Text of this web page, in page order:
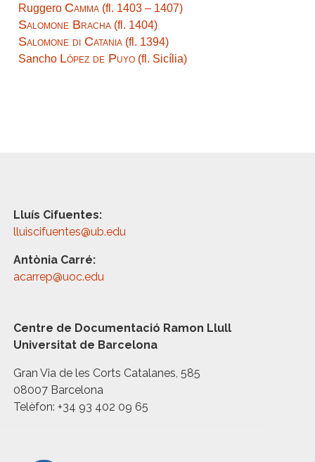
Ruggero Camma (fl. 1403 – 1407)
Salomone Bracha (fl. 1404)
Salomone di Catania (fl. 1394)
Sancho López de Puyo (fl. Sicília)
Lluís Cifuentes:
lluiscifuentes@ub.edu
Antònia Carré:
acarrep@uoc.edu
Centre de Documentació Ramon Llull
Universitat de Barcelona
Gran Via de les Corts Catalanes, 585
08007 Barcelona
Telèfon: +34 93 402 09 65